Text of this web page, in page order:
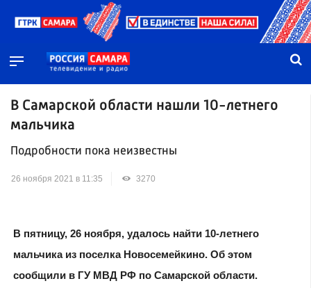
В Самарской области нашли 10-летнего
мальчика
Подробности пока неизвестны
26 ноября 2021 в 11:35 3270
В пятницу, 26 ноября, удалось найти 10-летнего
мальчика из поселка Новосемейкино. Об этом
сообщили в ГУ МВД РФ по Самарской области.